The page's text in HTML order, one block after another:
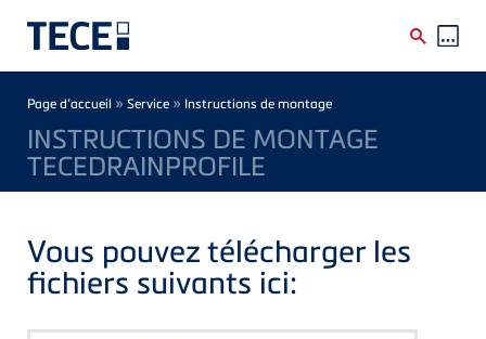
Breadcrumb
Page d’accueil » Service » Instructions de montage
INSTRUCTIONS DE MONTAGE
TECEDRAINPROFILE
Vous pouvez télécharger les
fichiers suivants ici: